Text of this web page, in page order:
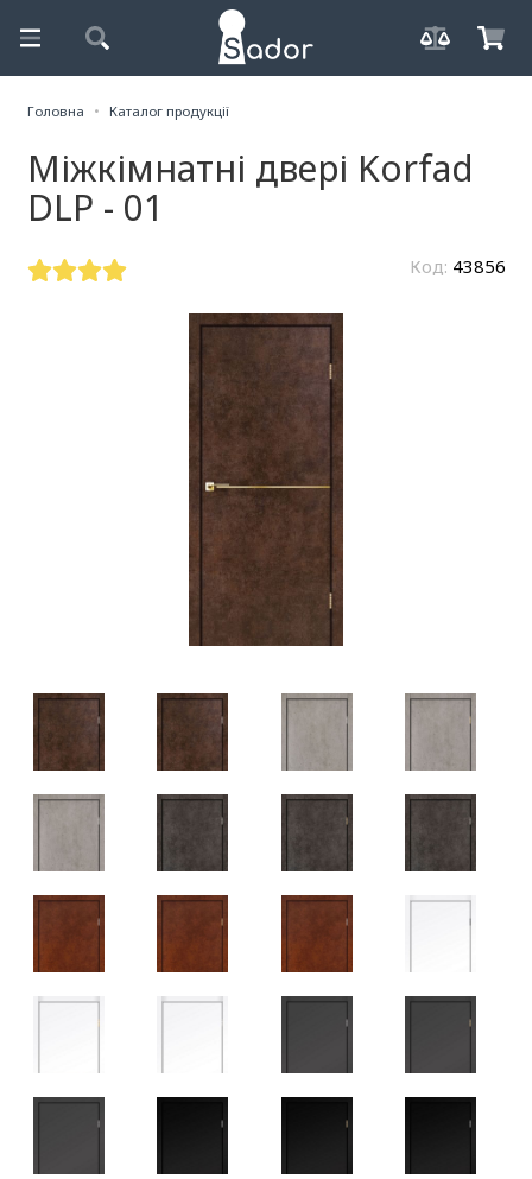
Головна Каталог продукції
Міжкімнатні двері Korfad
DLP - 01
Код: 43856